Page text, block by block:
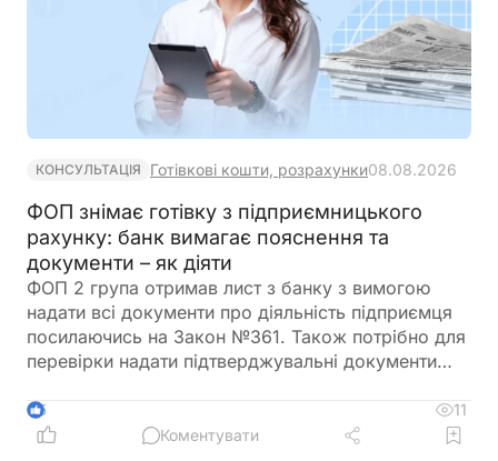
КОНСУЛЬТАЦІЯ Готівкові кошти, розрахунки08.08.2026
ФОП знімає готівку з підприємницького
рахунку: банк вимагає пояснення та
документи – як діяти
ФОП 2 група отримав лист з банку з вимогою
надати всі документи про діяльність підприємця
посилаючись на Закон №361. Також потрібно для
перевірки надати підтверджувальні документи
готівкових коштів (в дозволеному об’ємі
періодично знімаються з поточного рахунку).
5
11
Коментувати